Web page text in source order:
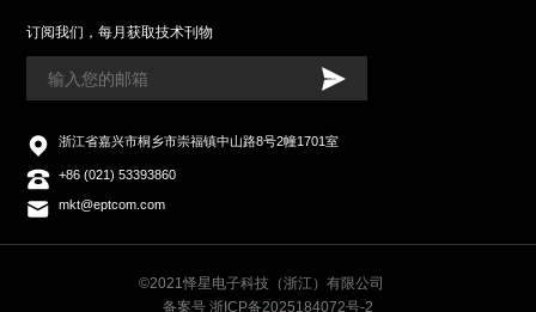
订阅我们，每月获取技术刊物
浙江省嘉兴市桐乡市崇福镇中山路8号2幢1701室
+86 (021) 53393860
mkt@eptcom.com
©2021怿星电子科技（浙江）有限公司
备案号 浙ICP备2025184072号-2